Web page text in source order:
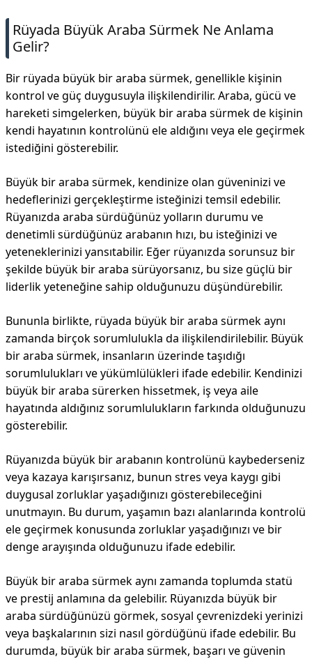
Rüyada Büyük Araba Sürmek Ne Anlama
Gelir?
Bir rüyada büyük bir araba sürmek, genellikle kişinin
kontrol ve güç duygusuyla ilişkilendirilir. Araba, gücü ve
hareketi simgelerken, büyük bir araba sürmek de kişinin
kendi hayatının kontrolünü ele aldığını veya ele geçirmek
istediğini gösterebilir.
Büyük bir araba sürmek, kendinize olan güveninizi ve
hedeflerinizi gerçekleştirme isteğinizi temsil edebilir.
Rüyanızda araba sürdüğünüz yolların durumu ve
denetimli sürdüğünüz arabanın hızı, bu isteğinizi ve
yeteneklerinizi yansıtabilir. Eğer rüyanızda sorunsuz bir
şekilde büyük bir araba sürüyorsanız, bu size güçlü bir
liderlik yeteneğine sahip olduğunuzu düşündürebilir.
Bununla birlikte, rüyada büyük bir araba sürmek aynı
zamanda birçok sorumlulukla da ilişkilendirilebilir. Büyük
bir araba sürmek, insanların üzerinde taşıdığı
sorumlulukları ve yükümlülükleri ifade edebilir. Kendinizi
büyük bir araba sürerken hissetmek, iş veya aile
hayatında aldığınız sorumlulukların farkında olduğunuzu
gösterebilir.
Rüyanızda büyük bir arabanın kontrolünü kaybederseniz
veya kazaya karışırsanız, bunun stres veya kaygı gibi
duygusal zorluklar yaşadığınızı gösterebileceğini
unutmayın. Bu durum, yaşamın bazı alanlarında kontrolü
ele geçirmek konusunda zorluklar yaşadığınızı ve bir
denge arayışında olduğunuzu ifade edebilir.
Büyük bir araba sürmek aynı zamanda toplumda statü
ve prestij anlamına da gelebilir. Rüyanızda büyük bir
araba sürdüğünüzü görmek, sosyal çevrenizdeki yerinizi
veya başkalarının sizi nasıl gördüğünü ifade edebilir. Bu
durumda, büyük bir araba sürmek, başarı ve güvenin